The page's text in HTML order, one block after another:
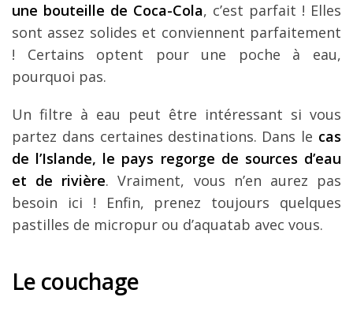
une bouteille de Coca-Cola, c’est parfait ! Elles
sont assez solides et conviennent parfaitement
! Certains optent pour une poche à eau,
pourquoi pas.
Un filtre à eau peut être intéressant si vous
partez dans certaines destinations. Dans le cas
de l’Islande, le pays regorge de sources d’eau
et de rivière. Vraiment, vous n’en aurez pas
besoin ici ! Enfin, prenez toujours quelques
pastilles de micropur ou d’aquatab avec vous.
Le couchage